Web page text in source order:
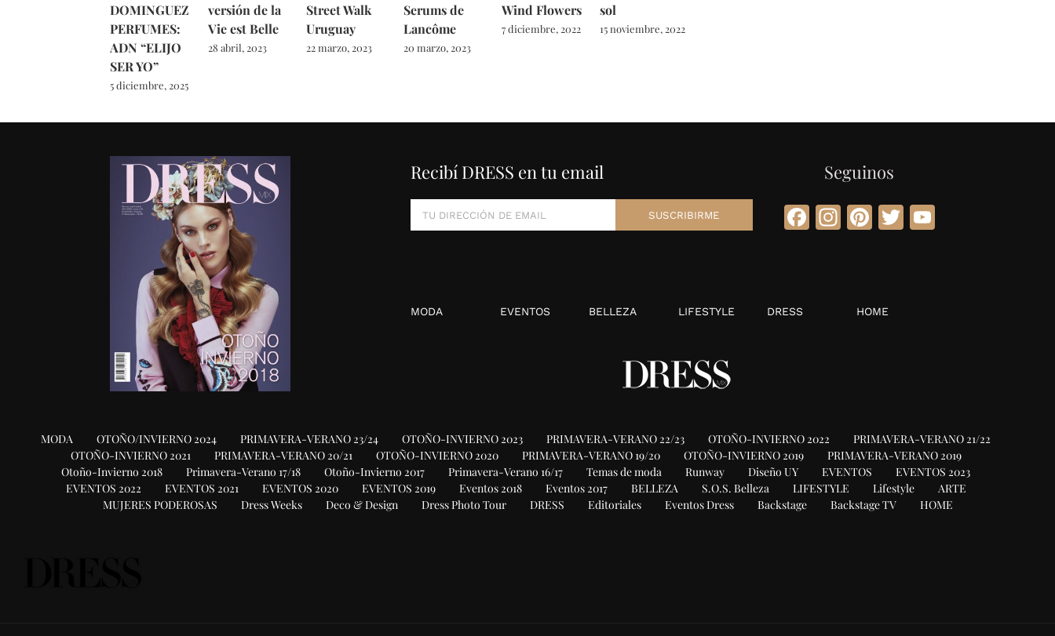
DOMINGUEZ
PERFUMES:
ADN “ELIJO
SER YO”
5 diciembre, 2025
versión de la
Vie est Belle
28 abril, 2023
Street Walk
Uruguay
22 marzo, 2023
Serums de
Lancôme
20 marzo, 2023
Wind Flowers
7 diciembre, 2022
sol
15 noviembre, 2022
Recibí DRESS en tu email Seguinos
Facebook
Instagram
Pinterest
TwitterYouTube
MODA EVENTOS BELLEZA LIFESTYLE DRESS HOME
MODA OTOÑO/INVIERNO 2024 PRIMAVERA-VERANO 23/24 OTOÑO-INVIERNO 2023 PRIMAVERA-VERANO 22/23 OTOÑO-INVIERNO 2022
PRIMAVERA-VERANO 21/22
OTOÑO-INVIERNO 2021
PRIMAVERA-VERANO 20/21 OTOÑO-INVIERNO 2020 PRIMAVERA-VERANO 19/20 OTOÑO-INVIERNO 2019
PRIMAVERA-VERANO 2019
Otoño-Invierno 2018
Primavera-Verano 17/18 Otoño-Invierno 2017 Primavera-Verano 16/17 Temas de moda Runway Diseño UY EVENTOS
EVENTOS 2023
EVENTOS 2022
EVENTOS 2021 EVENTOS 2020 EVENTOS 2019 Eventos 2018 Eventos 2017 BELLEZA S.O.S. Belleza LIFESTYLE Lifestyle
ARTE
MUJERES PODEROSAS
Dress Weeks Deco & Design Dress Photo Tour DRESS Editoriales Eventos Dress Backstage Backstage TV HOME